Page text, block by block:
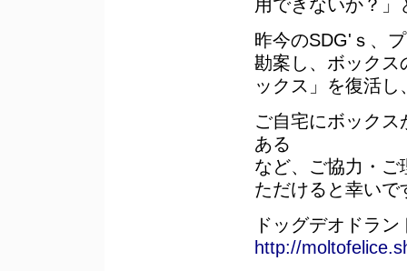
用できないか？
昨今のSDG'ｓ、
勘案し、ボックス
ックス」を復活
ご自宅にボック
ある
など、ご協力・
ただけると幸いで
ドッグデオドラ
http://